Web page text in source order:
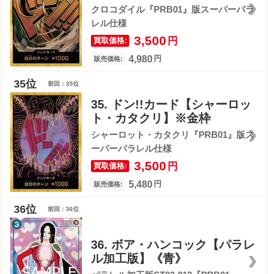
クロコダイル『PRB01』版スーパーパラ
レル仕様
買取価格: 3,500 円
販売価格: 4,980 円
前回：35位
35. ドン!!カード【シャーロッ
ト・カタクリ】※金枠
シャーロット・カタクリ『PRB01』版ス
ーパーパラレル仕様
買取価格: 3,500 円
販売価格: 5,480 円
前回：36位
36. ボア・ハンコック【パラレ
ル加工版】《青》